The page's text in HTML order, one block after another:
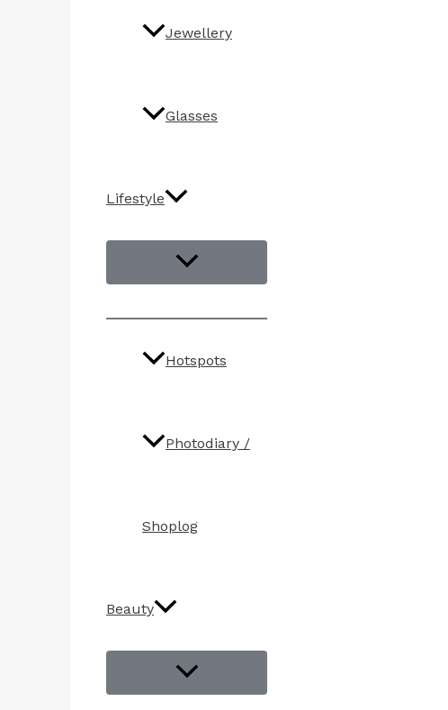
Jewellery
Glasses
Lifestyle
Hotspots
Photodiary /
Shoplog
Beauty